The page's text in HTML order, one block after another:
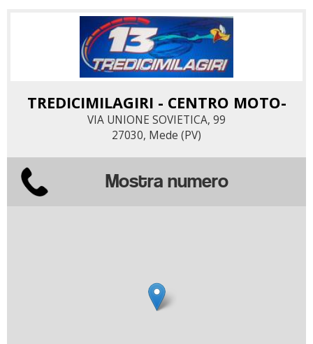
TREDICIMILAGIRI - CENTRO MOTO-
VIA UNIONE SOVIETICA, 99
27030, Mede (PV)
Mostra numero